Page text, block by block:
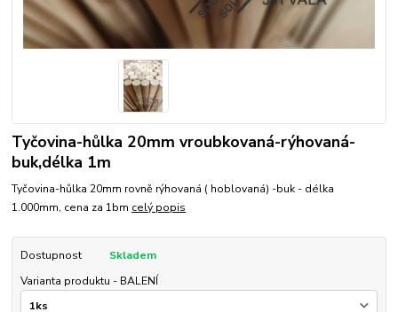
Tyčovina-hůlka 20mm vroubkovaná-rýhovaná-
buk,délka 1m
Tyčovina-hůlka 20mm rovně rýhovaná ( hoblovaná) -buk - délka
1.000mm, cena za 1bm celý popis
Dostupnost
Skladem
Varianta produktu - BALENÍ